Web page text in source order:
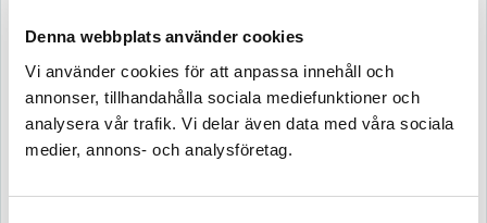
Denna webbplats använder cookies
Vi använder cookies för att anpassa innehåll och
annonser, tillhandahålla sociala mediefunktioner och
analysera vår trafik. Vi delar även data med våra sociala
medier, annons- och analysföretag.
inte kunde vara din smilande röda matta? I
denna förtrollande berättelse kan de absolut
vara det och de framträder som de lysande
protagonisterna i den storslagna sagan om ditt
strålande leende.